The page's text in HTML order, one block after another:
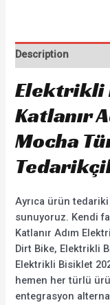
Description
Elektrikli
Katlanır
Mocha
Ayrıca ürün
sunuyoruz. Kendi
Katlanır Adım
Dirt Bike, Elektrikli
Elektrikli Bisiklet
hemen her türlü
entegrasyon